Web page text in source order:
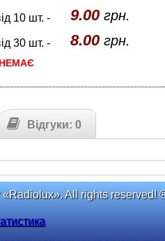
10 шт. - 9.00грн.
30 шт. - 8.00грн.
НЕМАЄ
Відгуки: 0
All rights reserved!